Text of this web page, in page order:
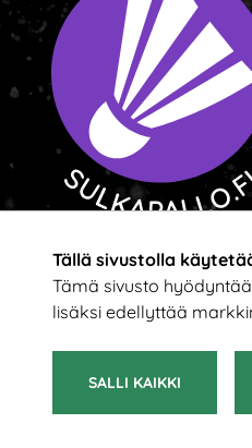
Tällä sivustolla
Tämä sivusto
lisäksi edellyttää
SALLI KAIKKI